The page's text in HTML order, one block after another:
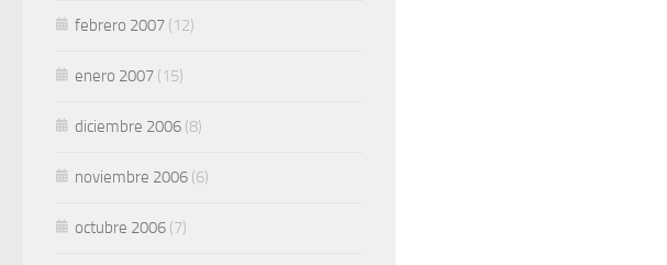
febrero 2007 (12)
enero 2007 (15)
diciembre 2006 (8)
noviembre 2006 (6)
octubre 2006 (7)